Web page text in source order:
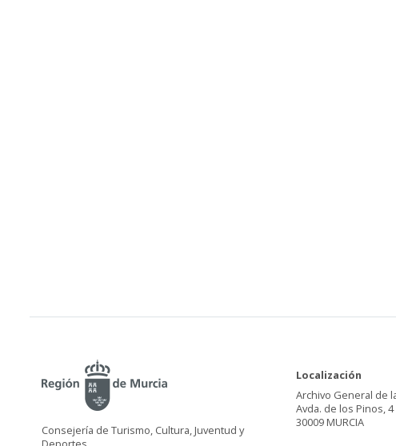
Consejería de Turismo, Cultura, Juventud y
Localización
Archivo General de
Avda. de los Pinos, 4
30009 MURCIA